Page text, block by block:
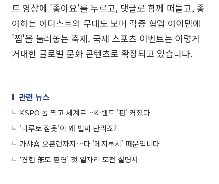
트 영상에 '좋아요'를 누르고, 댓글로 함께 떠들고, 좋
아하는 아티스트의 무대도 보며 각종 협업 아이템에
'찜'을 눌러놓는 축제. 국제 스포츠 이벤트는 이렇게
거대한 글로벌 문화 콘텐츠로 확장되고 있습니다.
관련 뉴스
KSPO 돔 찍고 세계로⋯K-밴드 '판' 커졌다
'나루토 잠옷'이 왜 벌써 난리죠?
가챠숍 오픈런까지⋯다 '메지루시' 때문입니다
‘경험 無도 환영’ 첫 일자리 도전 설명서